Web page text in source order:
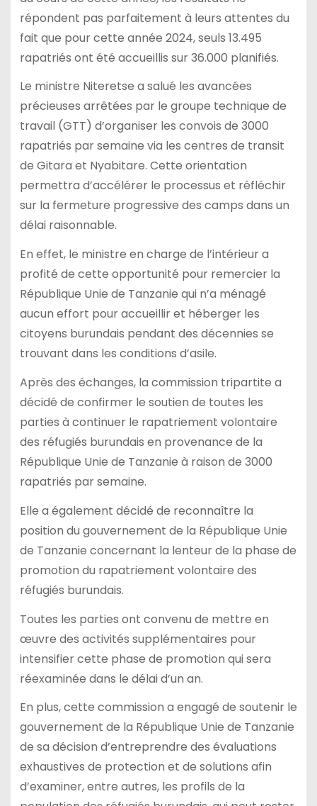
répondent pas parfaitement à leurs attentes du
fait que pour cette année 2024, seuls 13.495
rapatriés ont été accueillis sur 36.000 planifiés.
Le ministre Niteretse a salué les avancées
précieuses arrêtées par le groupe technique de
travail (GTT) d’organiser les convois de 3000
rapatriés par semaine via les centres de transit
de Gitara et Nyabitare. Cette orientation
permettra d’accélérer le processus et réfléchir
sur la fermeture progressive des camps dans un
délai raisonnable.
En effet, le ministre en charge de l’intérieur a
profité de cette opportunité pour remercier la
République Unie de Tanzanie qui n’a ménagé
aucun effort pour accueillir et héberger les
citoyens burundais pendant des décennies se
trouvant dans les conditions d’asile.
Après des échanges, la commission tripartite a
décidé de confirmer le soutien de toutes les
parties à continuer le rapatriement volontaire
des réfugiés burundais en provenance de la
République Unie de Tanzanie à raison de 3000
rapatriés par semaine.
Elle a également décidé de reconnaître la
position du gouvernement de la République Unie
de Tanzanie concernant la lenteur de la phase de
promotion du rapatriement volontaire des
réfugiés burundais.
Toutes les parties ont convenu de mettre en
œuvre des activités supplémentaires pour
intensifier cette phase de promotion qui sera
réexaminée dans le délai d’un an.
En plus, cette commission a engagé de soutenir le
gouvernement de la République Unie de Tanzanie
de sa décision d’entreprendre des évaluations
exhaustives de protection et de solutions afin
d’examiner, entre autres, les profils de la